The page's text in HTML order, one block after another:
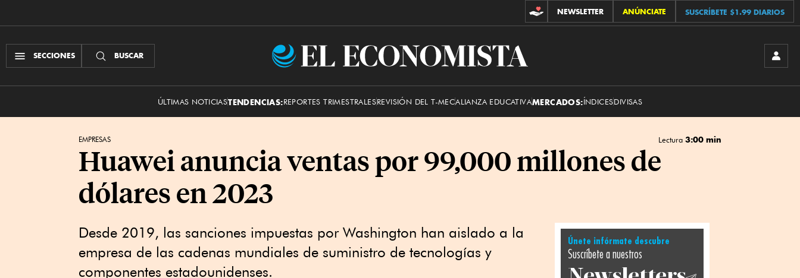
CONTRIBUCIONES
NEWSLETTER ANÚNCIATE SUSCRÍBETE $1.99 DIARIOS
SECCIONES BUSCAR
El
ÚLTIMAS NOTICIASTENDENCIAS:REPORTES TRIMESTRALESREVISIÓN DEL T-MECALIANZA EDUCATIVAMERCADOS:ÍNDICESDIVISAS
EMPRESAS Lectura 3:00 min
Huawei anuncia ventas por 99,000 millones de
dólares en 2023
Desde 2019, las sanciones impuestas por Washington han aislado a la
empresa de las cadenas mundiales de suministro de tecnologías y
componentes estadounidenses.
Únete infórmate descubre
Suscríbete a nuestros